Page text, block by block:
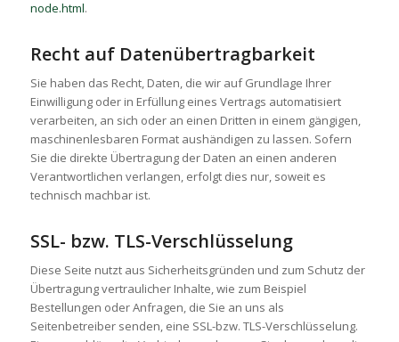
node.html.
Recht auf Datenübertragbarkeit
Sie haben das Recht, Daten, die wir auf Grundlage Ihrer
Einwilligung oder in Erfüllung eines Vertrags automatisiert
verarbeiten, an sich oder an einen Dritten in einem gängigen,
maschinenlesbaren Format aushändigen zu lassen. Sofern
Sie die direkte Übertragung der Daten an einen anderen
Verantwortlichen verlangen, erfolgt dies nur, soweit es
technisch machbar ist.
SSL- bzw. TLS-Verschlüsselung
Diese Seite nutzt aus Sicherheitsgründen und zum Schutz der
Übertragung vertraulicher Inhalte, wie zum Beispiel
Bestellungen oder Anfragen, die Sie an uns als
Seitenbetreiber senden, eine SSL-bzw. TLS-Verschlüsselung.